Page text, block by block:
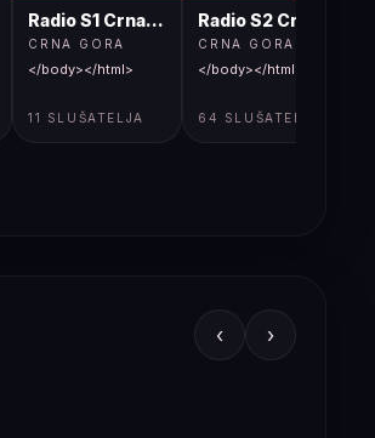
Radio S1 Crna Gora
CRNA GORA
</body></html>
11 SLUŠATELJA
Radio S2 Crna Gora
CRNA GORA
</body></html>
64 SLUŠATELJA
‹ ›